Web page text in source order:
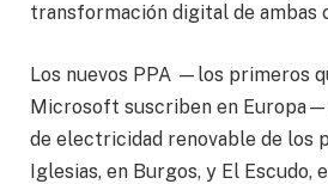
transformación digital de ambas
Los nuevos PPA —los primeros
Microsoft suscriben en
de electricidad renovable de los
Iglesias, en Burgos, y El Escudo,